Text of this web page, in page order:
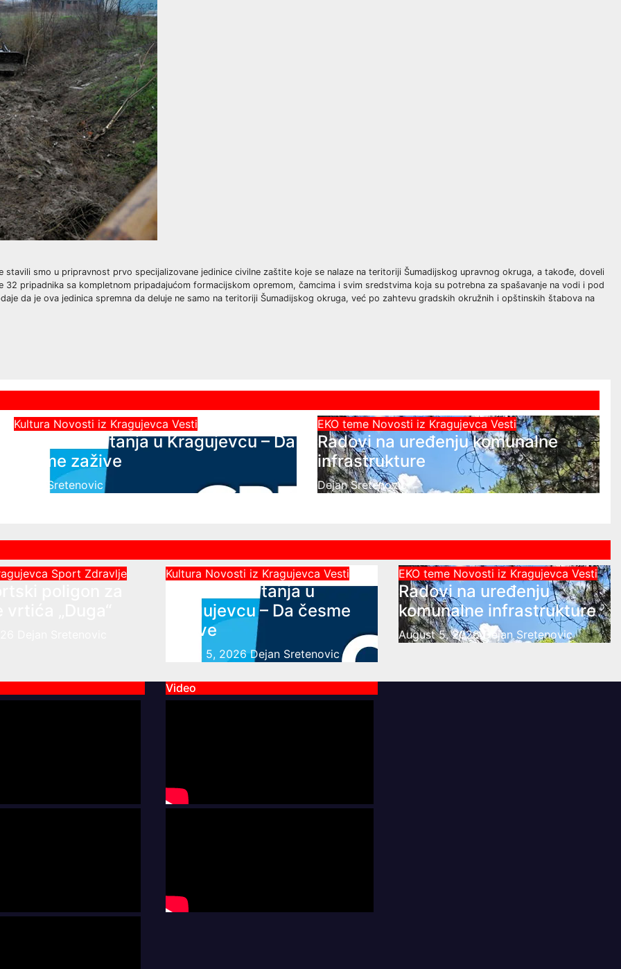
stavili smo u pripravnost prvo specijalizovane jedinice civilne zaštite koje se nalaze na teritoriji Šumadijskog upravnog okruga, a takođe, doveli
pripadnika sa kompletnom pripadajućom formacijskom opremom, čamcima i svim sredstvima koja su potrebna za spašavanje na vodi i pod
da je ova jedinica spremna da deluje ne samo na teritoriji Šumadijskog okruga, već po zahtevu gradskih okružnih i opštinskih štabova na
Kultura Novosti iz KragujevcaVesti
Javni čas crtanja u Kragujevcu – Da
česme zažive
Dejan Sretenovic
EKO teme Novosti iz Kragujevca Vesti
Radovi na uređenju komunalne
infrastrukture
Dejan Sretenovic
Sport Zdravlje Kultura Novosti iz Kragujevca Vesti
Javni čas crtanja u
Kragujevcu – Da česme
zažive
August 5, 2026Dejan Sretenovic
EKO teme Novosti iz Kragujevca Vesti
Radovi na uređenju
komunalne infrastrukture
August 5, 2026Dejan Sretenovic
Video